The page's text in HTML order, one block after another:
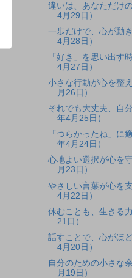
違いは、あなただけ
4月29日）
一歩だけで、心が動
4月28日）
「好き」を思い出す
4月27日）
小さな行動が心を整
月26日）
それでも大丈夫、自
年4月25日）
「つらかったね」に
年4月24日）
心地よい選択が心を
月23日）
やさしい言葉が心を
4月22日）
休むことも、生きる
21日）
話すことで、心がほ
4月20日）
自分のための小さな
月19日）